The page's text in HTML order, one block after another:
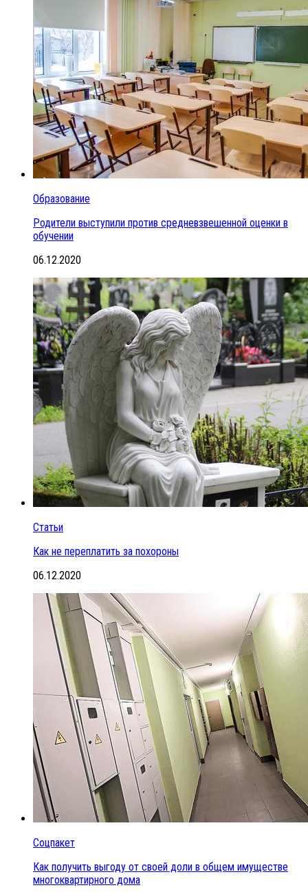
Образование
Родители выступили против средневзвешенной оценки в
обучении
06.12.2020
Статьи
Как не переплатить за похороны
06.12.2020
Соцпакет
Как получить выгоду от своей доли в общем имуществе
многоквартирного дома